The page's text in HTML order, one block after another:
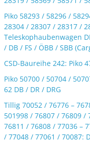
Piko 58293 / 58296 /
28304 / 28307 / 28317 /
Teleskophaubenwagen
/ DB / FS / ÖBB / SBB
CSD-Baureihe 242: Piko
Piko 50700 / 50704 /
62 DB / DR / DRG
Tillig 70052 / 76776 –
501998 / 76807 / 76809 /
76811 / 76808 / 77036 –
/ 77048 / 77061 / 70087: